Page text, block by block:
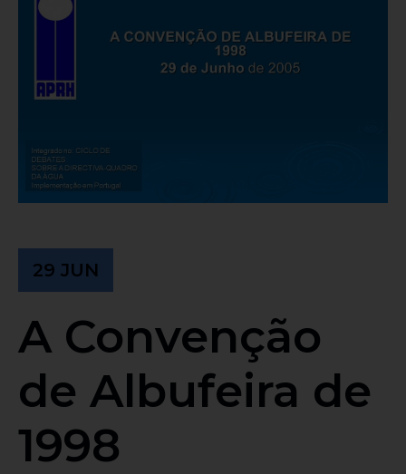
29 JUN
A Convenção
de Albufeira de
1998